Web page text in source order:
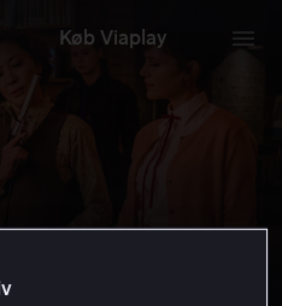
Køb Viaplay